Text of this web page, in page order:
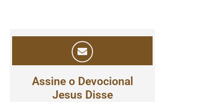
Assine o Devocional
Jesus Disse